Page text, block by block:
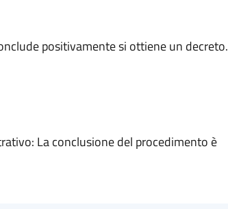
positivamente si ottiene un decreto.
La conclusione del procedimento è